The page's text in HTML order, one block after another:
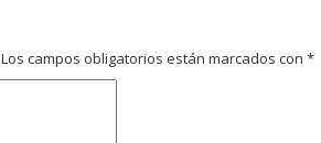
Los campos obligatorios están marcados con*